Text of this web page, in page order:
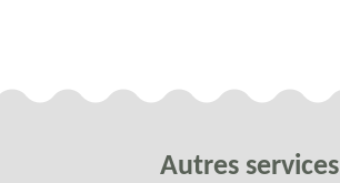
Autres services